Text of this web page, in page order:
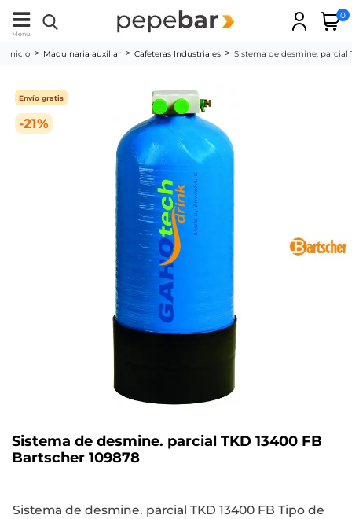
Menu
0
Inicio Maquinaria auxiliar Cafeteras Industriales Sistema de desmine. parcial
-21%
Envío gratis
Sistema de desmine. parcial TKD 13400 FB
Bartscher 109878
Sistema de desmine. parcial TKD 13400 FB Tipo de